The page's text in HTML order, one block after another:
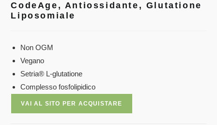
CodeAge, Antiossidante, Glutatione
Liposomiale
Non OGM
Vegano
Setria® L-glutatione
Complesso fosfolipidico
VAI AL SITO PER ACQUISTARE